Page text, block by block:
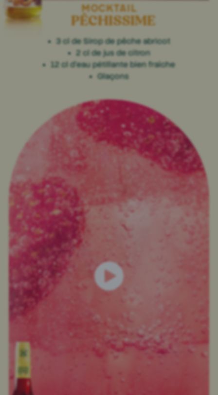
MOCKTAIL
PÊCHISSIME
3 cl de Sirop de pêche abricot
2 cl de jus de citron
12 cl d'eau pétillante bien fraîche
Glaçons